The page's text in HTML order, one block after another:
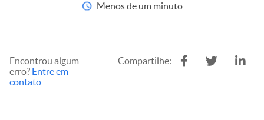
Menos de um minuto
Encontrou algum
erro? Entre em
contato
Compartilhe: